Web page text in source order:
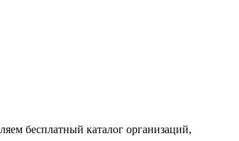
бесплатный каталог организаций,